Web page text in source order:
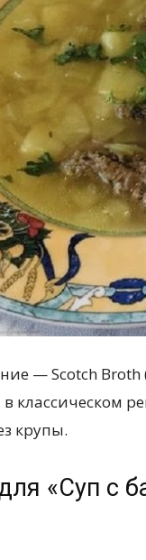
— Scotch
классическом
крупы.
«Суп с